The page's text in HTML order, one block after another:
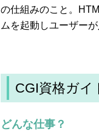
の仕組みのこと。
ムを起動しユーザー
CGI資格ガイ
どんな仕事？